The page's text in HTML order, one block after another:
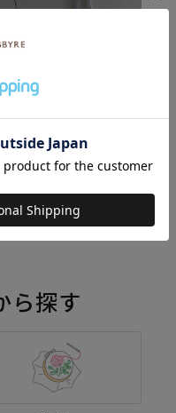
チング パネルクロス ピ
ネル＜01X＞生地 ホ
ホビーレデザインコ
ら探す